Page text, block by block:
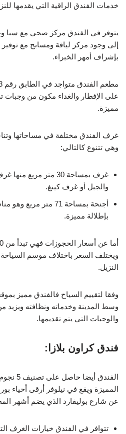
خدمات الفندق الراقية التي يقدمها
يتوفر في الفندق مركز صحي مع سبا
إلى وجود مركز لياقة ومسابح مع
بإشراف أمهر الخبراء.
على الإفطار والغداء مكون من وجبات
مميزة.
غرف الفندق مختلفة في مساحاتها
وهي تتنوع كالتالي:
غرف بمساحة 30 متر
والجبل أو غرف كينغ.
أجنحة بمساحة 71 متر
بإطلالة مميزة.
ويختلف السعر باختلاف موسم السياحة
النزيل.
وسط المدينة وخدماته ونظافته
والوجبات التي يتم تقديمها.
فندق كراون بلازا:
الفندق
عن شارع بوليفارد الذي يضم أشهر
تتوافر في الفندق خيارات الغرف